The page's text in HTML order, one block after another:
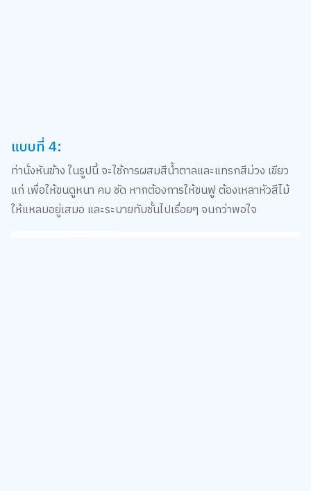
แบบที่ 4:
ท่านั่งหันข้าง ในรูปนี้ จะใช้การผสมสีน้ำตาลและแทรกสีม่วง เขียว
แก่ เพื่อให้ขนดูหนา คม ชัด หากต้องการให้ขนฟู ต้องเหลาหัวสีไม้
ให้แหลมอยู่เสมอ และระบายทับชั้นไปเรื่อยๆ จนกว่าพอใจ